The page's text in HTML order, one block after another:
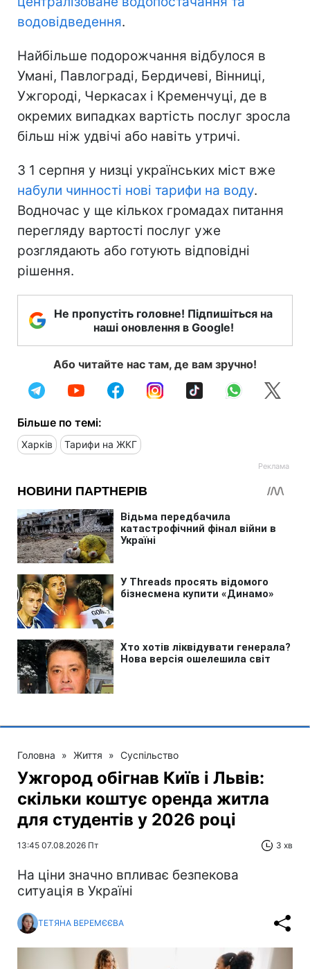
водовідведення.
Найбільше подорожчання відбулося в
Умані, Павлограді, Бердичеві, Вінниці,
Ужгороді, Черкасах і Кременчуці, де в
окремих випадках вартість послуг зросла
більш ніж удвічі або навіть утричі.
З 1 серпня у низці українських міст вже
набули чинності нові тарифи на воду.
Водночас у ще кількох громадах питання
перегляду вартості послуг уже
розглядають або готують відповідні
рішення.
Не пропустіть головне! Підпишіться на
наші оновлення в Google!
Або читайте нас там, де вам зручно!
Більше по темі:
Харків Тарифи на ЖКГ
Головна » Життя » Суспільство
Ужгород обігнав Київ і Львів:
скільки коштує оренда житла
для студентів у 2026 році
13:45 07.08.2026 Пт 3 хв
На ціни значно впливає безпекова
ситуація в Україні
ТЕТЯНА ВЕРЕМЄЄВА